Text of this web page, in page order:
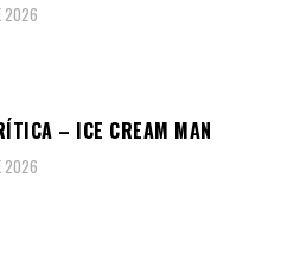
2026
– ICE CREAM MAN
2026